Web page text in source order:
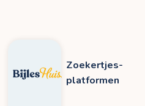
Zoekertjes-
platformen